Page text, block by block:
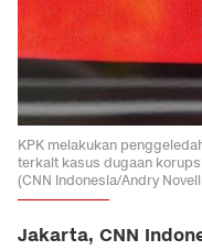
KPK melakukan
terkait kasus dugaan
(CNN Indonesia/Andry
Jakarta, CNN